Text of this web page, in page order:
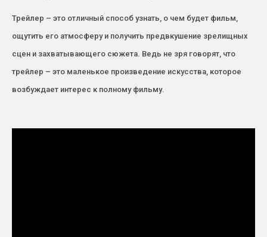
Трейлер – это отличный способ узнать, о чем будет фильм,
ощутить его атмосферу и получить предвкушение зрелищных
сцен и захватывающего сюжета. Ведь не зря говорят, что
трейлер – это маленькое произведение искусства, которое
возбуждает интерес к полному фильму.